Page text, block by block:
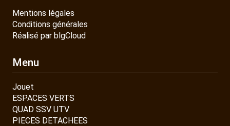
Mentions légales
Conditions générales
Réalisé par blgCloud
Menu
Jouet
ESPACES VERTS
QUAD SSV UTV
PIECES DETACHEES